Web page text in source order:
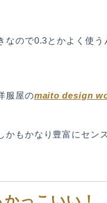
なので0.3とかよく使
服屋のmaito design
かもかなり豊富にセン